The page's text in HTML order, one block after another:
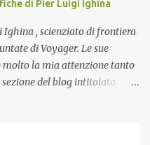
fin dalle prime
terra. Ecco alcune delle più
di Pier Luigi Ighina
Ighina , scienziato di frontiera
di Voyager. Le sue
la mia attenzione tanto
del blog intitolata